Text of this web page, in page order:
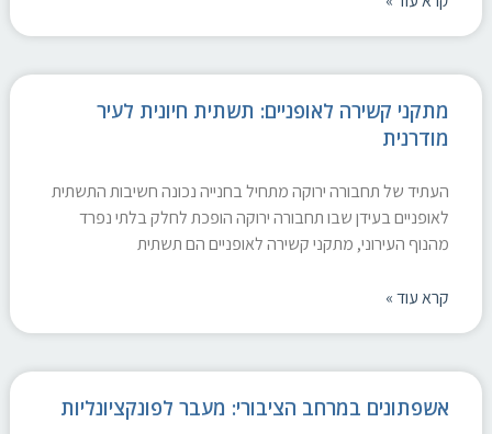
מתקני קשירה לאופניים: תשתית חיונית לעיר
מודרנית
העתיד של תחבורה ירוקה מתחיל בחנייה נכונה חשיבות התשתית
לאופניים בעידן שבו תחבורה ירוקה הופכת לחלק בלתי נפרד
מהנוף העירוני, מתקני קשירה לאופניים הם תשתית
קרא עוד »
אשפתונים במרחב הציבורי: מעבר לפונקציונליות